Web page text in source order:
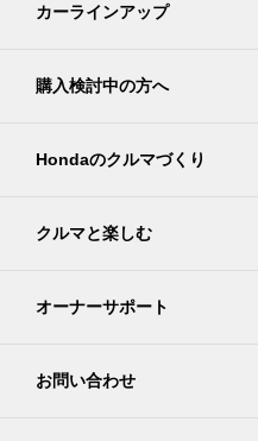
カーラインアップ
購入検討中の方へ
Hondaのクルマづくり
クルマと楽しむ
オーナーサポート
お問い合わせ